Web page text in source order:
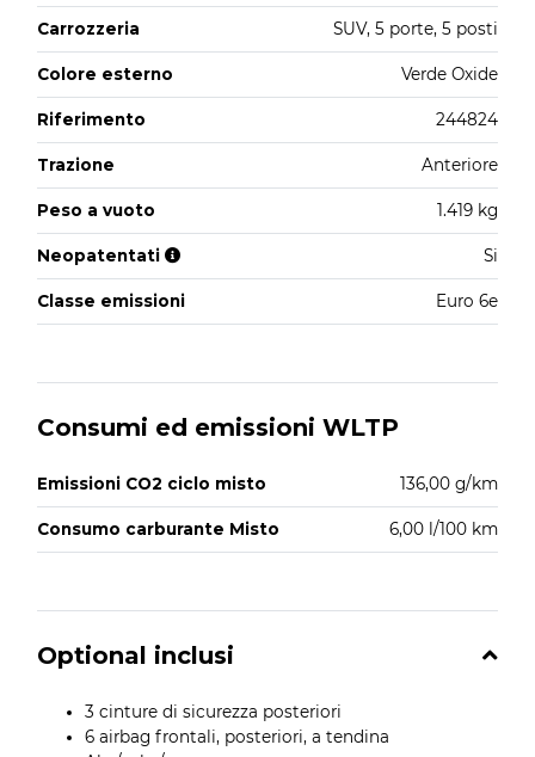
Carrozzeria SUV, 5 porte, 5 posti
Colore esterno Verde Oxide
Riferimento 244824
Trazione Anteriore
Peso a vuoto 1.419 kg
Neopatentati Si
Classe emissioni Euro 6e
Consumi ed emissioni WLTP
Emissioni CO2 ciclo misto 136,00 g/km
Consumo carburante Misto 6,00 l/100 km
Optional inclusi
3 cinture di sicurezza posteriori
6 airbag frontali, posteriori, a tendina